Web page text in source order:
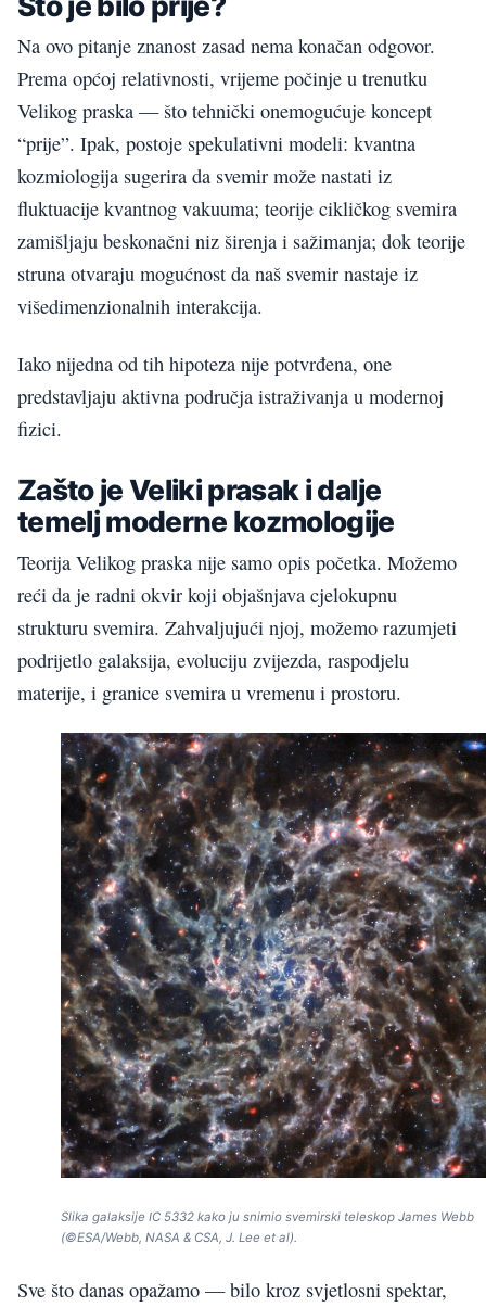
Na ovo pitanje znanost zasad nema konačan odgovor.
Prema općoj relativnosti, vrijeme počinje u trenutku
Velikog praska — što tehnički onemogućuje koncept
“prije”. Ipak, postoje spekulativni modeli: kvantna
kozmiologija sugerira da svemir može nastati iz
fluktuacije kvantnog vakuuma; teorije cikličkog svemira
zamišljaju beskonačni niz širenja i sažimanja; dok teorije
struna otvaraju mogućnost da naš svemir nastaje iz
višedimenzionalnih interakcija.
Iako nijedna od tih hipoteza nije potvrđena, one
predstavljaju aktivna područja istraživanja u modernoj
fizici.
Zašto je Veliki prasak i dalje
temelj moderne kozmologije
Teorija Velikog praska nije samo opis početka. Možemo
reći da je radni okvir koji objašnjava cjelokupnu
strukturu svemira. Zahvaljujući njoj, možemo razumjeti
podrijetlo galaksija, evoluciju zvijezda, raspodjelu
materije, i granice svemira u vremenu i prostoru.
Slika galaksije IC 5332 kako ju snimio svemirski teleskop James Webb
(©ESA/Webb, NASA & CSA, J. Lee et al).
Sve što danas opažamo — bilo kroz svjetlosni spektar,